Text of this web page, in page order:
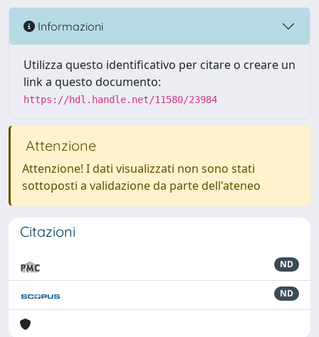
Informazioni
Utilizza questo identificativo per citare o creare un
link a questo documento:
https://hdl.handle.net/11580/23984
Attenzione
Attenzione! I dati visualizzati non sono stati
sottoposti a validazione da parte dell'ateneo
Citazioni
ND
ND